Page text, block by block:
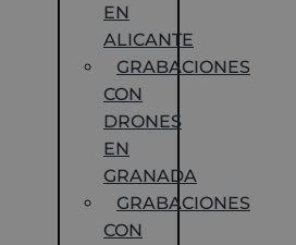
EN
ALICANTE
GRABACIONES
CON
DRONES
EN
GRANADA
GRABACIONES
CON